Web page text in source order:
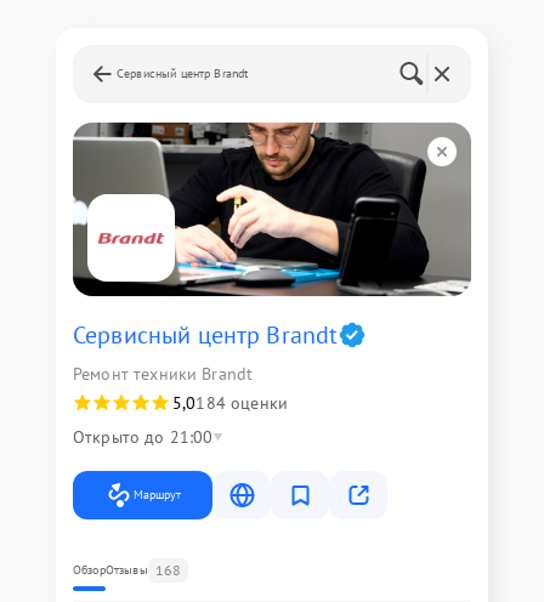
Сервисный центр Brandt
Сервисный центр Brandt
Ремонт техники Brandt
5,0184 оценки
Открыто до 21:00
Маршрут
ОбзорОтзывы 168